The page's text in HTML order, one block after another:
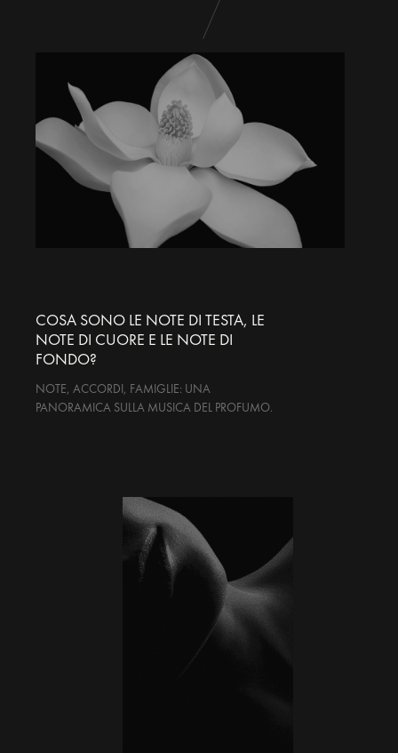
COSA SONO LE NOTE DI TESTA, LE
NOTE DI CUORE E LE NOTE DI
FONDO?
NOTE, ACCORDI, FAMIGLIE: UNA
PANORAMICA SULLA MUSICA DEL PROFUMO.